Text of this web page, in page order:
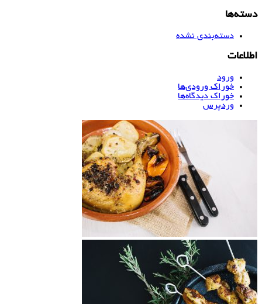
دسته‌ها
دسته‌بندی نشده
اطلاعات
ورود
خوراک ورودی‌ها
خوراک دیدگاه‌ها
وردپرس